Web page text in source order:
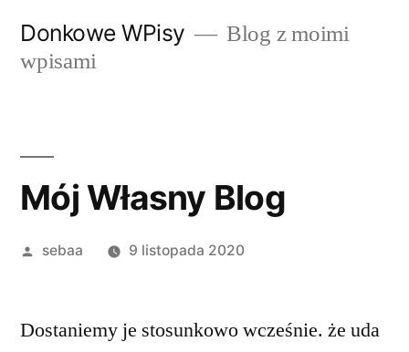
Donkowe WPisy
Blog z moimi
wpisami
Mój Własny Blog
Posted
sebaa 9 listopada 2020
Dostaniemy je stosunkowo wcześnie. że uda